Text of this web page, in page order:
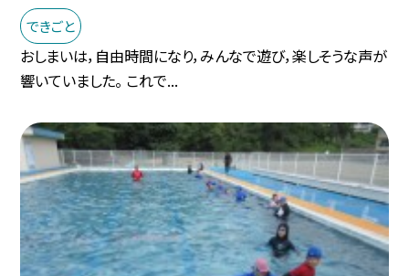
できごと
おしまいは，自由時間になり，みんなで遊び，楽しそうな声が
響いていました。 これで...